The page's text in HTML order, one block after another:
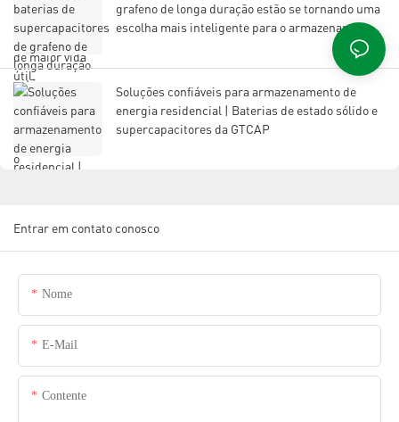
grafeno de longa duração estão se tornando uma
escolha mais inteligente para o armazenamento
Soluções confiáveis ​​para armazenamento de
energia residencial | Baterias de estado sólido e
supercapacitores da GTCAP
Entrar em contato conosco
Nome
E-Mail
Contente